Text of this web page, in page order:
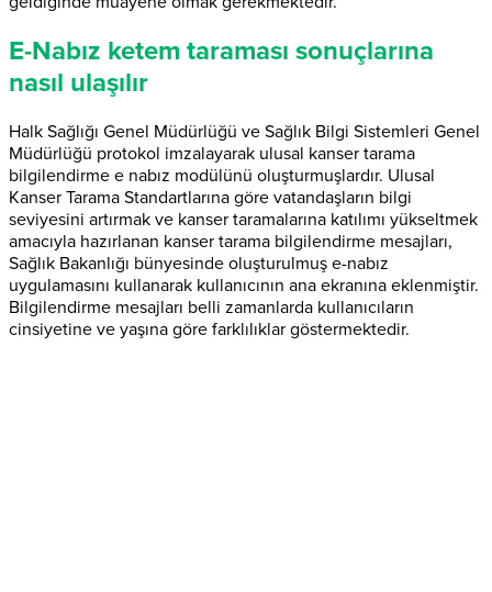
E-Nabız ketem taraması sonuçlarına
nasıl ulaşılır
Halk Sağlığı Genel Müdürlüğü ve Sağlık Bilgi Sistemleri Genel
Müdürlüğü protokol imzalayarak ulusal kanser tarama
bilgilendirme e nabız modülünü oluşturmuşlardır. Ulusal
Kanser Tarama Standartlarına göre vatandaşların bilgi
seviyesini artırmak ve kanser taramalarına katılımı yükseltmek
amacıyla hazırlanan kanser tarama bilgilendirme mesajları,
Sağlık Bakanlığı bünyesinde oluşturulmuş e-nabız
uygulamasını kullanarak kullanıcının ana ekranına eklenmiştir.
Bilgilendirme mesajları belli zamanlarda kullanıcıların
cinsiyetine ve yaşına göre farklılıklar göstermektedir.